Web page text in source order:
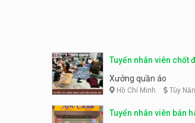
Tuyển nhân viên chốt
sản phẩm
Xưởng quần áo
Hồ Chí Minh Tùy
Tuyển nhân viên bán